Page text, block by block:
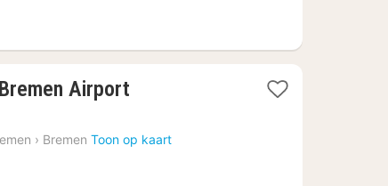
Airport
vanaf
€
› Bremen Toon op kaart